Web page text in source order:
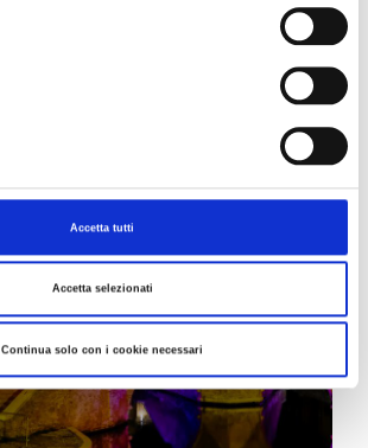
Accetta tutti
Accetta selezionati
Continua solo con i cookie necessari